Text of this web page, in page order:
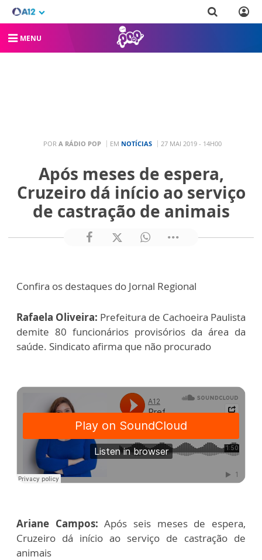
MENU
POR A RÁDIO POP EM NOTÍCIAS 27 MAI 2019 - 14H00
Após meses de espera,
Cruzeiro dá início ao serviço
de castração de animais
Confira os destaques do Jornal Regional
Rafaela Oliveira: Prefeitura de Cachoeira Paulista
demite 80 funcionários provisórios da área da
saúde. Sindicato afirma que não procurado
Ariane Campos:Após seis meses de espera,
Cruzeiro dá início ao serviço de castração de
animais